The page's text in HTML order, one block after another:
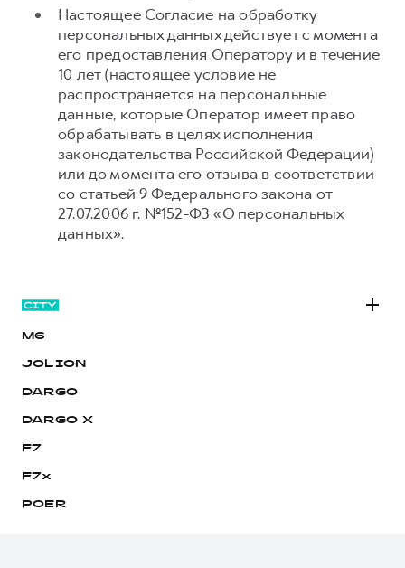
Настоящее Согласие на обработку
персональных данных действует с момента
его предоставления Оператору и в течение
10 лет (настоящее условие не
распространяется на персональные
данные, которые Оператор имеет право
обрабатывать в целях исполнения
законодательства Российской Федерации)
или до момента его отзыва в соответствии
со статьей 9 Федерального закона от
27.07.2006 г. №152-ФЗ «О персональных
данных».
M6
JOLION
DARGO
DARGO Х
F7
F7x
POER